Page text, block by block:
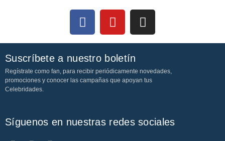
Suscríbete a nuestro boletín
Regístrate como fan, para recibir periódicamente novedades,
promociones y conocer las campañas que apoyan tus
Celebridades.
Síguenos en nuestras redes sociales